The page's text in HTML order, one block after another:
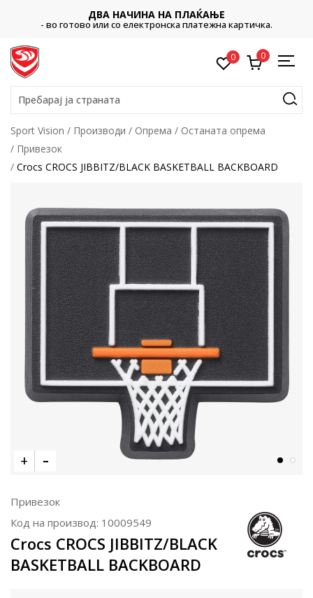
ДВА НАЧИНА НА ПЛАЌАЊЕ
- во готово или со електронска платежна картичка.
0 0
Пребарај ја страната
Sport Vision Производи Опрема
Останата опрема
Привезок
Crocs CROCS JIBBITZ/BLACK BASKETBALL BACKBOARD
Привезок
Код на производ: 10009549
Crocs CROCS JIBBITZ/BLACK
BASKETBALL BACKBOARD